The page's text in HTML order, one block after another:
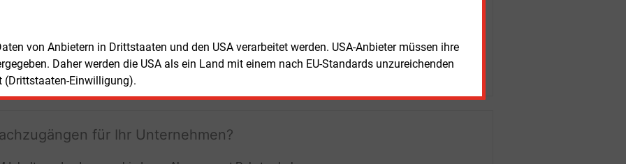
von Anbietern in Drittstaaten und den USA verarbeitet werden. USA-Anbieter müssen ihre
Daher werden die USA als ein Land mit einem nach EU-Standards unzureichenden
(Drittstaaten-Einwilligung).
+ zwei Ausgaben der Zeitung E&M
ohne automatische Verlängerung
JETZT KOSTENLOS TESTEN LOGIN
für Ihr Unternehmen?